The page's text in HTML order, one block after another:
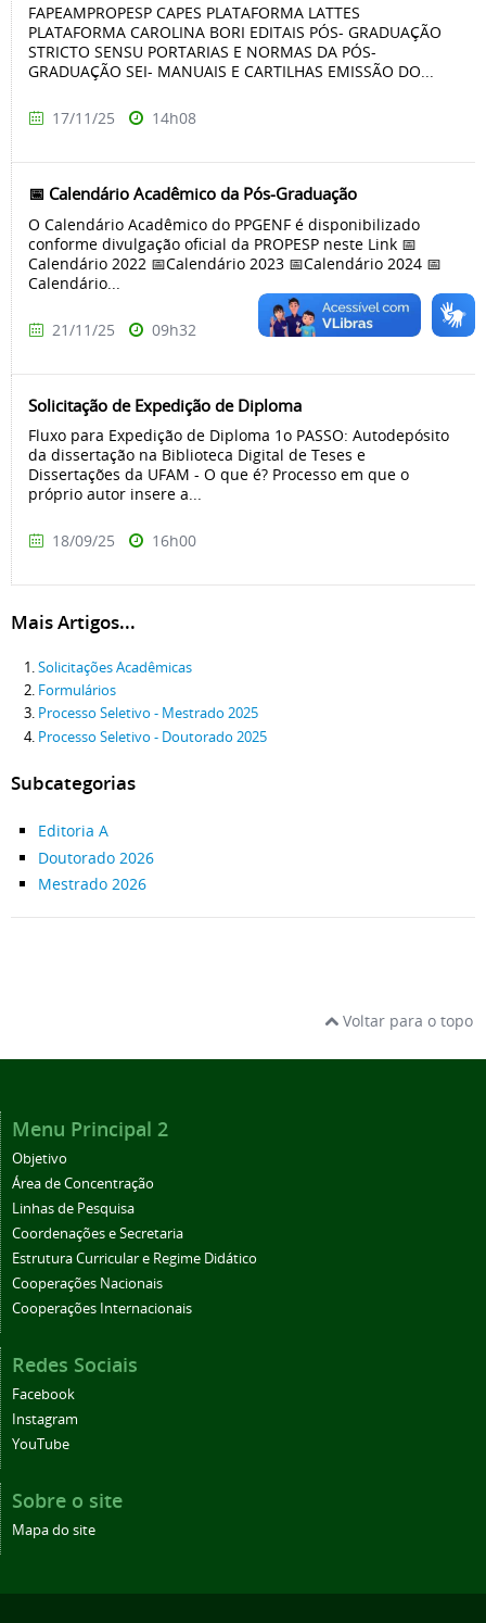
FAPEAMPROPESP CAPES PLATAFORMA LATTES
PLATAFORMA CAROLINA BORI EDITAIS PÓS- GRADUAÇÃO
STRICTO SENSU PORTARIAS E NORMAS DA PÓS-
GRADUAÇÃO SEI- MANUAIS E CARTILHAS EMISSÃO DO...
17/11/25 14h08
📅 Calendário Acadêmico da Pós-Graduação
O Calendário Acadêmico do PPGENF é disponibilizado
conforme divulgação oficial da PROPESP neste Link 📅
Calendário 2022 📅Calendário 2023 📅Calendário 2024 📅
Calendário...
21/11/25 09h32
Solicitação de Expedição de Diploma
Fluxo para Expedição de Diploma 1o PASSO: Autodepósito
da dissertação na Biblioteca Digital de Teses e
Dissertações da UFAM - O que é? Processo em que o
próprio autor insere a...
18/09/25 16h00
Mais Artigos...
Solicitações Acadêmicas
Formulários
Processo Seletivo - Mestrado 2025
Processo Seletivo - Doutorado 2025
Subcategorias
Editoria A
Doutorado 2026
Mestrado 2026
Voltar para o topo
Menu Principal 2
Objetivo
Área de Concentração
Linhas de Pesquisa
Coordenações e Secretaria
Estrutura Curricular e Regime Didático
Cooperações Nacionais
Cooperações Internacionais
Redes Sociais
Facebook
Instagram
YouTube
Sobre o site
Mapa do site